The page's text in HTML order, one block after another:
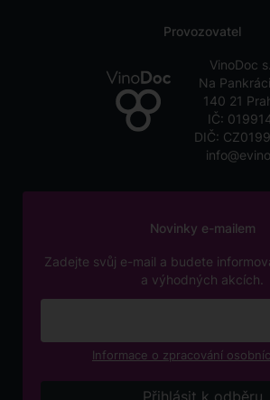
Provozovatel
VinoDoc
Na
140 21
IČ:
DIČ:
Novinky e-mailem
Zadejte svůj e-mail a budete
a výhodných akcích.
Informace o zpracování